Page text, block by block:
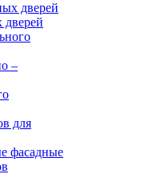
дверей
дверей
–
для
фасадные